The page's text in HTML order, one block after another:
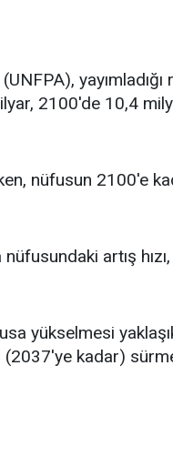
yayımladığı
2100'de 10,4
nüfusun 2100'e
artış
yükselmesi
(2037'ye kadar)